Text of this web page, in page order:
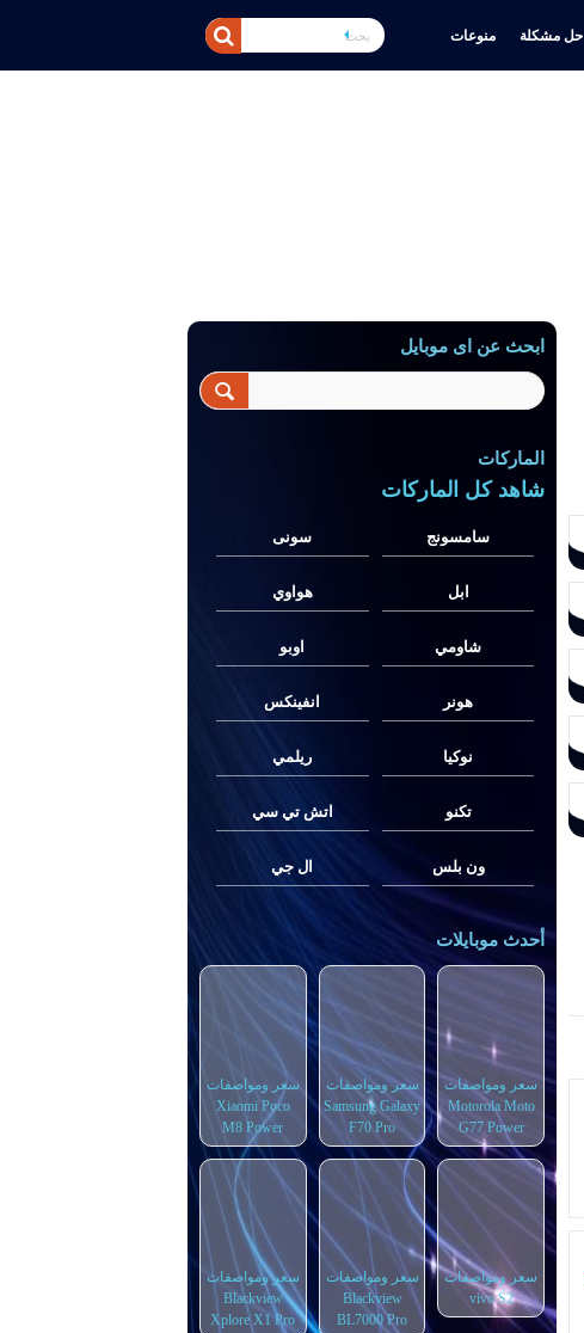
حل مشكلة منوعات
ابحث عن اى موبايل
الماركات
شاهد كل الماركات
سامسونج سونى
ابل هواوي
شاومي اوبو
هونر انفينكس
نوكيا ريلمي
تكنو اتش تي سي
ون بلس ال جي
أحدث موبايلات
سعر ومواصفات
Motorola Moto
G77 Power
سعر ومواصفات
Samsung Galaxy
F70 Pro
سعر ومواصفات
Xiaomi Poco
M8 Power
سعر ومواصفات
vivo S2
سعر ومواصفات
Blackview
BL7000 Pro
سعر ومواصفات
Blackview
Xplore X1 Pro